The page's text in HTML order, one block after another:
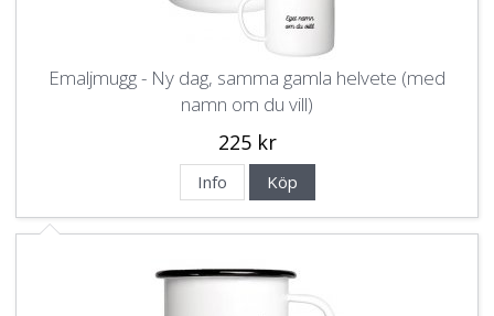
Emaljmugg - Ny dag, samma gamla helvete (med
namn om du vill)
225 kr
Info Köp